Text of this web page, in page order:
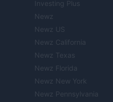
Investing Plus
Newz
Newz US
Newz California
Newz Texas
Newz Florida
Newz New York
Newz Pennsylvania